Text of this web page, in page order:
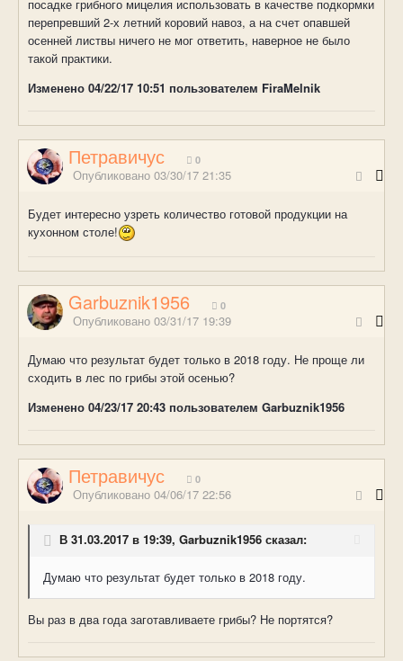
посадке грибного мицелия использовать в качестве подкормки
перепревший 2-х летний коровий навоз, а на счет опавшей
осенней листвы ничего не мог ответить, наверное не было
такой практики.
Изменено 04/22/17 10:51 пользователем FiraMelnik
Петравичус 0
Опубликовано 03/30/17 21:35
Будет интересно узреть количество готовой продукции на
кухонном столе!
Garbuznik1956 0
Опубликовано 03/31/17 19:39
Думаю что результат будет только в 2018 году. Не проще ли
сходить в лес по грибы этой осенью?
Изменено 04/23/17 20:43 пользователем Garbuznik1956
Петравичус 0
Опубликовано 04/06/17 22:56
В 31.03.2017 в 19:39, Garbuznik1956 сказал:
Думаю что результат будет только в 2018 году.
Вы раз в два года заготавливаете грибы? Не портятся?